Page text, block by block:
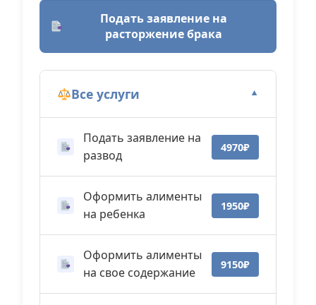
Подать заявление на
расторжение брака
Все услуги ▼
Подать заявление на
развод
4970₽
Оформить алименты
на ребенка
1950₽
Оформить алименты
на свое содержание
9150₽